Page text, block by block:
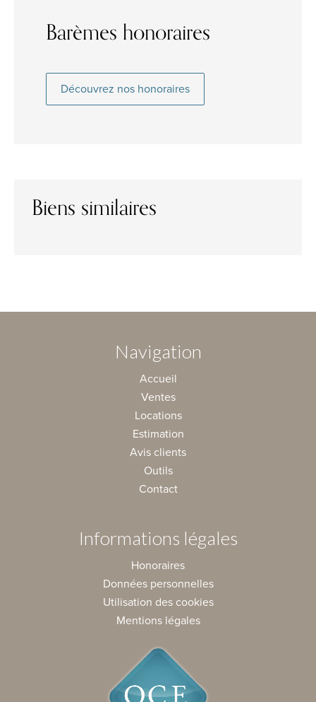
Barèmes honoraires
Découvrez nos honoraires
Biens similaires
Navigation
Accueil
Ventes
Locations
Estimation
Avis clients
Outils
Contact
Informations légales
Honoraires
Données personnelles
Utilisation des cookies
Mentions légales